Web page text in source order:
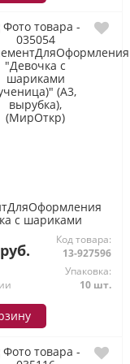
с шариками
(А3, вырубка),
Код товара:
13-927596
Упаковка:
10 шт.